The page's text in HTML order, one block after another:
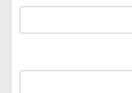
إيفل تستثمر ما يصل إلى 130
مشروعات الطاقة